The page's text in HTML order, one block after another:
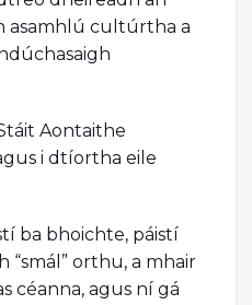
asamhlú cultúrtha a
Aontaithe
i dtíortha eile
ba bhoichte, páistí
“smál” orthu, a mhair
céanna, agus ní gá